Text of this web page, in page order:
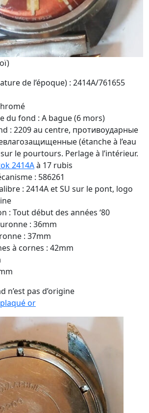
de l’époque) : 2414A/761655
du fond : A bague (6 mors)
: 2209 au centre, противоударные
(étanche à l’eau
le pourtours. Perlage à l’intérieur.
2414Aà 17 rubis
: 586261
: 2414A et SU sur le pont, logo
: Tout début des années ‘80
: 36mm
: 37mm
à cornes : 42mm
n’est pas d’origine
or